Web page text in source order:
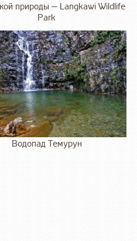
природы — Langkawi Wildlife
Park
Водопад Темурун